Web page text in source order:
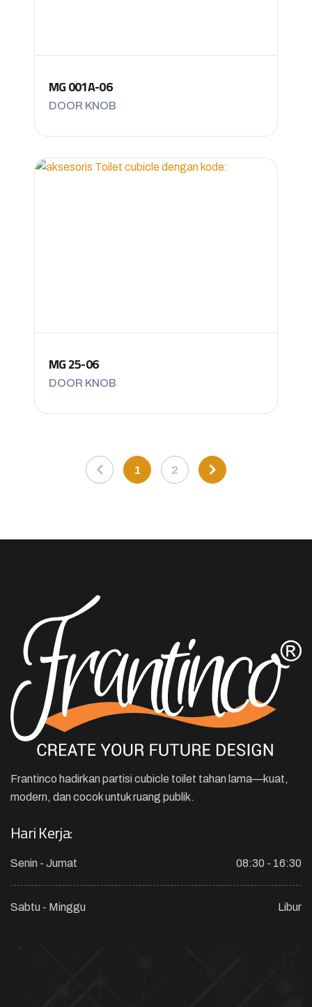
MG 001A-06
DOOR KNOB
MG 25-06
DOOR KNOB
1 2
Frantinco hadirkan partisi cubicle toilet tahan lama—kuat,
modern, dan cocok untuk ruang publik.
Hari Kerja:
Senin - Jumat 08:30 - 16:30
Sabtu - Minggu Libur